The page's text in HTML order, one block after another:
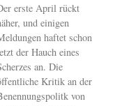
erste April rückt
und einigen
haftet schon
der Hauch eines
an. Die
Kritik an der
von